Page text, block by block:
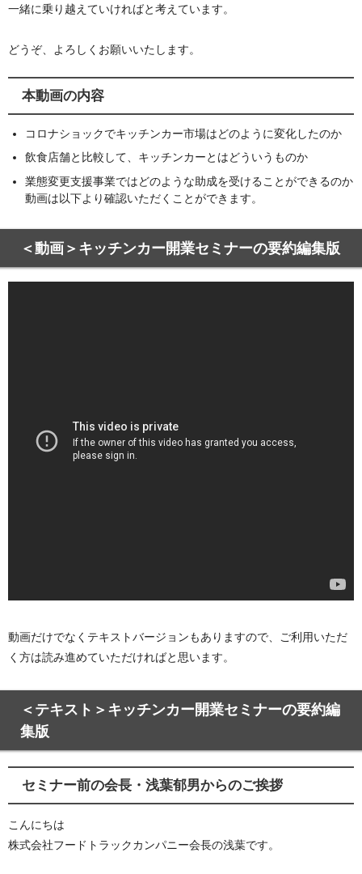
一緒に乗り越えていければと考えています。
どうぞ、よろしくお願いいたします。
本動画の内容
コロナショックでキッチンカー市場はどのように変化したのか
飲食店舗と比較して、キッチンカーとはどういうものか
業態変更支援事業ではどのような助成を受けることができるのか
動画は以下より確認いただくことができます。
＜動画＞キッチンカー開業セミナーの要約編集版
動画だけでなくテキストバージョンもありますので、ご利用いただ
く方は読み進めていただければと思います。
＜テキスト＞キッチンカー開業セミナーの要約編
集版
セミナー前の会長・浅葉郁男からのご挨拶
こんにちは
株式会社フードトラックカンパニー会長の浅葉です。